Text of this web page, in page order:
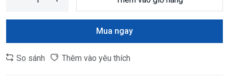
Mua ngay
So sánh Thêm vào yêu thích